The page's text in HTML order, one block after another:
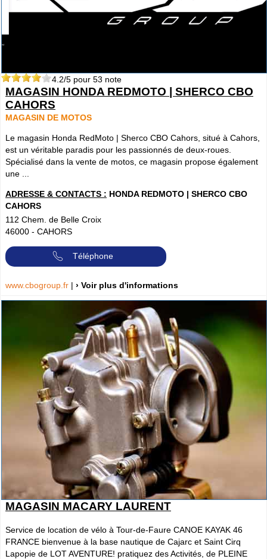
4.2/5 pour 53 note
MAGASIN HONDA REDMOTO | SHERCO CBO
CAHORS
MAGASIN DE MOTOS
Le magasin Honda RedMoto | Sherco CBO Cahors, situé à Cahors,
est un véritable paradis pour les passionnés de deux-roues.
Spécialisé dans la vente de motos, ce magasin propose également
une ...
ADRESSE & CONTACTS : HONDA REDMOTO | SHERCO CBO
CAHORS
112 Chem. de Belle Croix
46000 - CAHORS
Téléphone
www.cbogroup.fr | › Voir plus d'informations
MAGASIN MACARY LAURENT
Service de location de vélo à Tour-de-Faure CANOE KAYAK 46
FRANCE bienvenue à la base nautique de Cajarc et Saint Cirq
Lapopie de LOT AVENTURE! pratiquez des Activités, de PLEINE